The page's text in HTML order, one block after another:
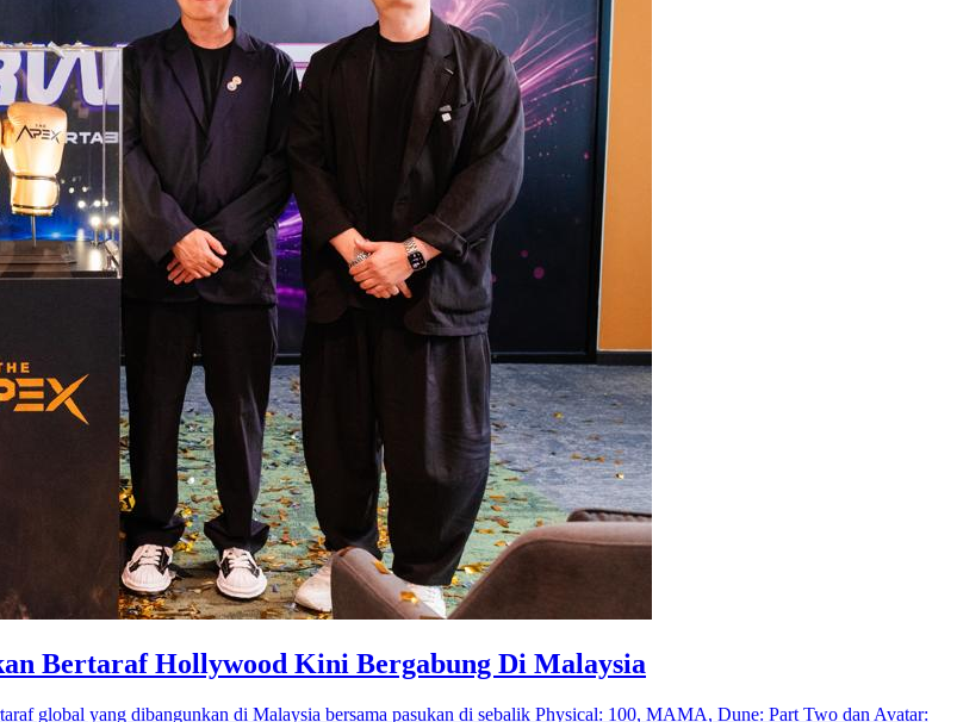
Bertaraf Hollywood Kini Bergabung Di Malaysia
global yang dibangunkan di Malaysia bersama pasukan di sebalik Physical: 100, MAMA, Dune: Part Two dan Avatar: